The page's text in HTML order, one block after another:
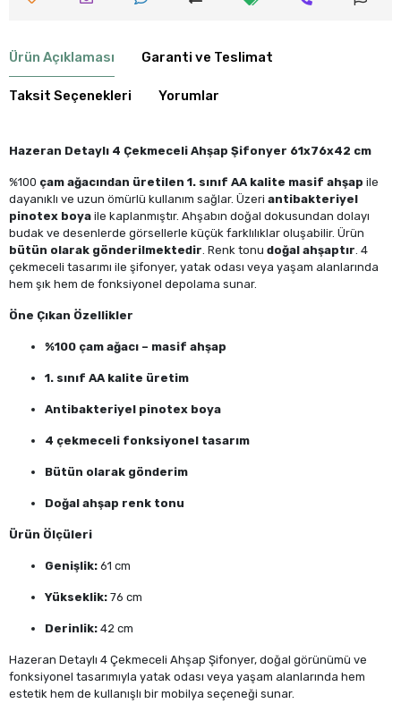
Ürün Açıklaması Garanti ve Teslimat
Taksit Seçenekleri Yorumlar
Hazeran Detaylı 4 Çekmeceli Ahşap Şifonyer 61x76x42 cm
%100 çam ağacından üretilen 1. sınıf AA kalite masif ahşap ile
dayanıklı ve uzun ömürlü kullanım sağlar. Üzeri antibakteriyel
pinotex boya ile kaplanmıştır. Ahşabın doğal dokusundan dolayı
budak ve desenlerde görsellerle küçük farklılıklar oluşabilir. Ürün
bütün olarak gönderilmektedir. Renk tonu doğal ahşaptır. 4
çekmeceli tasarımı ile şifonyer, yatak odası veya yaşam alanlarında
hem şık hem de fonksiyonel depolama sunar.
Öne Çıkan Özellikler
%100 çam ağacı – masif ahşap
1. sınıf AA kalite üretim
Antibakteriyel pinotex boya
4 çekmeceli fonksiyonel tasarım
Bütün olarak gönderim
Doğal ahşap renk tonu
Ürün Ölçüleri
Genişlik: 61 cm
Yükseklik: 76 cm
Derinlik: 42 cm
Hazeran Detaylı 4 Çekmeceli Ahşap Şifonyer, doğal görünümü ve
fonksiyonel tasarımıyla yatak odası veya yaşam alanlarında hem
estetik hem de kullanışlı bir mobilya seçeneği sunar.